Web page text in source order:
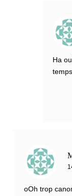
Ha
oOh trop